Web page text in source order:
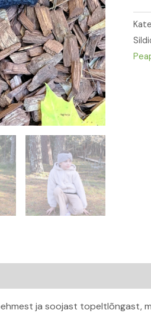
ja soojast topeltlõngast,